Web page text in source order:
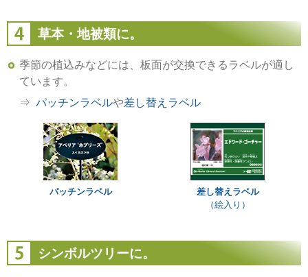
草本・地被類に。
季節の植込みなどには、板面が交換できるラベルが適し
ています。
パッチンラベルや差し替えラベル
パッチンラベル
差し替えラベル
（絵入り）
シンボルツリーに。